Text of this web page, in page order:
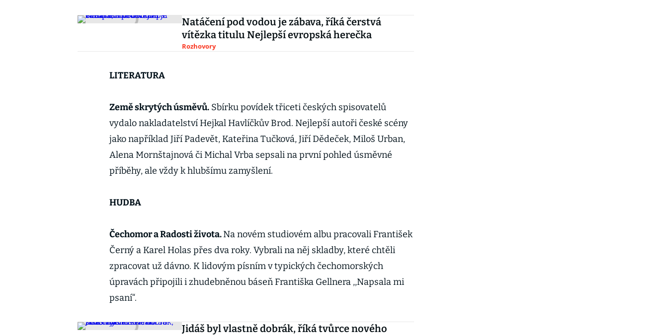
Natáčení pod vodou je zábava, říká čerstvá
vítězka titulu Nejlepší evropská herečka
Rozhovory
LITERATURA
Země skrytých úsměvů. Sbírku povídek třiceti českých spisovatelů
vydalo nakladatelství Hejkal Havlíčkův Brod. Nejlepší autoři české scény
jako například Jiří Padevět, Kateřina Tučková, Jiří Dědeček, Miloš Urban,
Alena Mornštajnová či Michal Vrba sepsali na první pohled úsměvné
příběhy, ale vždy k hlubšímu zamyšlení.
HUDBA
Čechomor a Radosti života.Na novém studiovém albu pracovali František
Černý a Karel Holas přes dva roky. Vybrali na něj skladby, které chtěli
zpracovat už dávno. K lidovým písním v typických čechomorských
úpravách připojili i zhudebněnou báseň Františka Gellnera ,,Napsala mi
psaní“.
Jidáš byl vlastně dobrák, říká tvůrce nového